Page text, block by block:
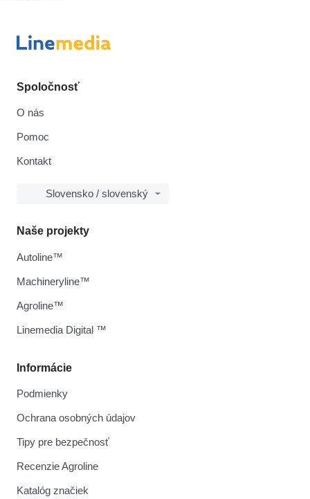
Spoločnosť
O nás
Pomoc
Kontakt
Slovensko / slovenský
Informácie
Podmienky
Ochrana osobných údajov
Tipy pre bezpečnosť
Recenzie Agroline
Katalóg značiek
Naše projekty
Autoline™
Machineryline™
Agroline™
Linemedia Digital ™